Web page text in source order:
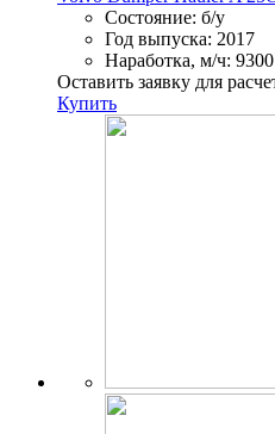
Состояние: б/у
Год выпуска: 2017
Наработка, м/ч: 9300
Оставить заявку для
Купить